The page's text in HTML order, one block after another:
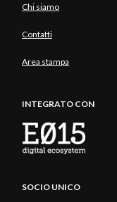
Chi siamo
Contatti
Area stampa
INTEGRATO CON
SOCIO UNICO